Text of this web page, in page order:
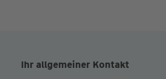
Ihr allgemeiner Kontakt